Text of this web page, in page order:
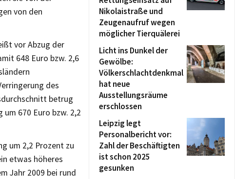
von den
vor Abzug der
648 Euro bzw. 2,6
des
betrug
670 Euro bzw. 2,2
um 2,2 Prozent zu
etwas höheres
Jahr 2009 bei rund
Nikolaistraße und
Zeugenaufruf wegen
möglicher Tierquälerei
Licht ins Dunkel der
Gewölbe:
Völkerschlachtdenkmal
hat neue
Ausstellungsräume
erschlossen
Leipzig legt
Personalbericht vor:
Zahl der Beschäftigten
ist schon 2025
gesunken